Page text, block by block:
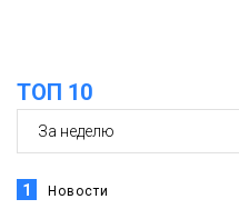
07 августа
ТОП 10
1 Новости